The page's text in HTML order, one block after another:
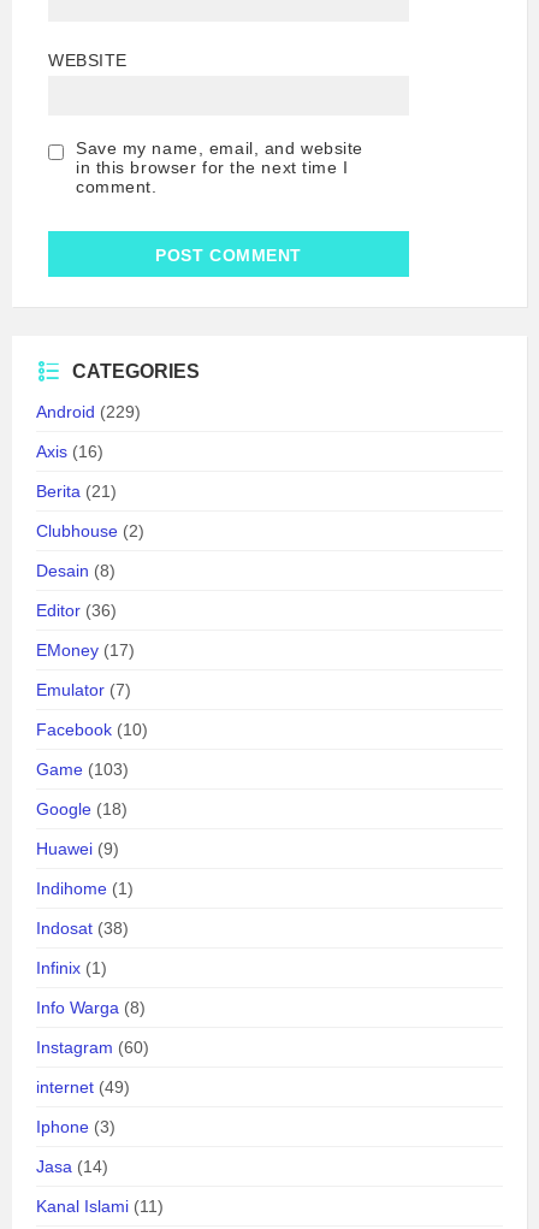
WEBSITE
Save my name, email, and website
in this browser for the next time I
comment.
CATEGORIES
Android (229)
Axis (16)
Berita (21)
Clubhouse (2)
Desain (8)
Editor (36)
EMoney (17)
Emulator (7)
Facebook (10)
Game (103)
Google (18)
Huawei (9)
Indihome (1)
Indosat (38)
Infinix (1)
Info Warga (8)
Instagram (60)
internet (49)
Iphone (3)
Jasa (14)
Kanal Islami (11)